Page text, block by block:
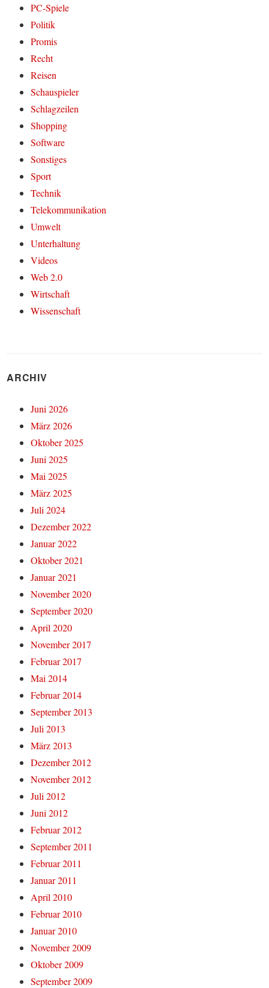
PC-Spiele
Politik
Promis
Recht
Reisen
Schauspieler
Schlagzeilen
Shopping
Software
Sonstiges
Sport
Technik
Telekommunikation
Umwelt
Unterhaltung
Videos
Web 2.0
Wirtschaft
Wissenschaft
ARCHIV
Juni 2026
März 2026
Oktober 2025
Juni 2025
Mai 2025
März 2025
Juli 2024
Dezember 2022
Januar 2022
Oktober 2021
Januar 2021
November 2020
September 2020
April 2020
November 2017
Februar 2017
Mai 2014
Februar 2014
September 2013
Juli 2013
März 2013
Dezember 2012
November 2012
Juli 2012
Juni 2012
Februar 2012
September 2011
Februar 2011
Januar 2011
April 2010
Februar 2010
Januar 2010
November 2009
Oktober 2009
September 2009